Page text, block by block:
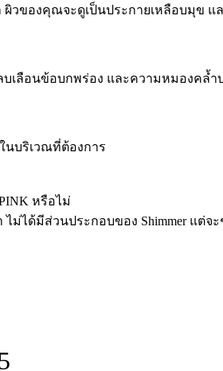
ของคุณจะดูเป็นประกายเหลือบมุข แ
เลือนข้อบกพร่อง และความหมองคล้ำ
นบริเวณที่ต้องการ
หรือไม่
ม่ได้มีส่วนประกอบของ Shimmer แต่จ